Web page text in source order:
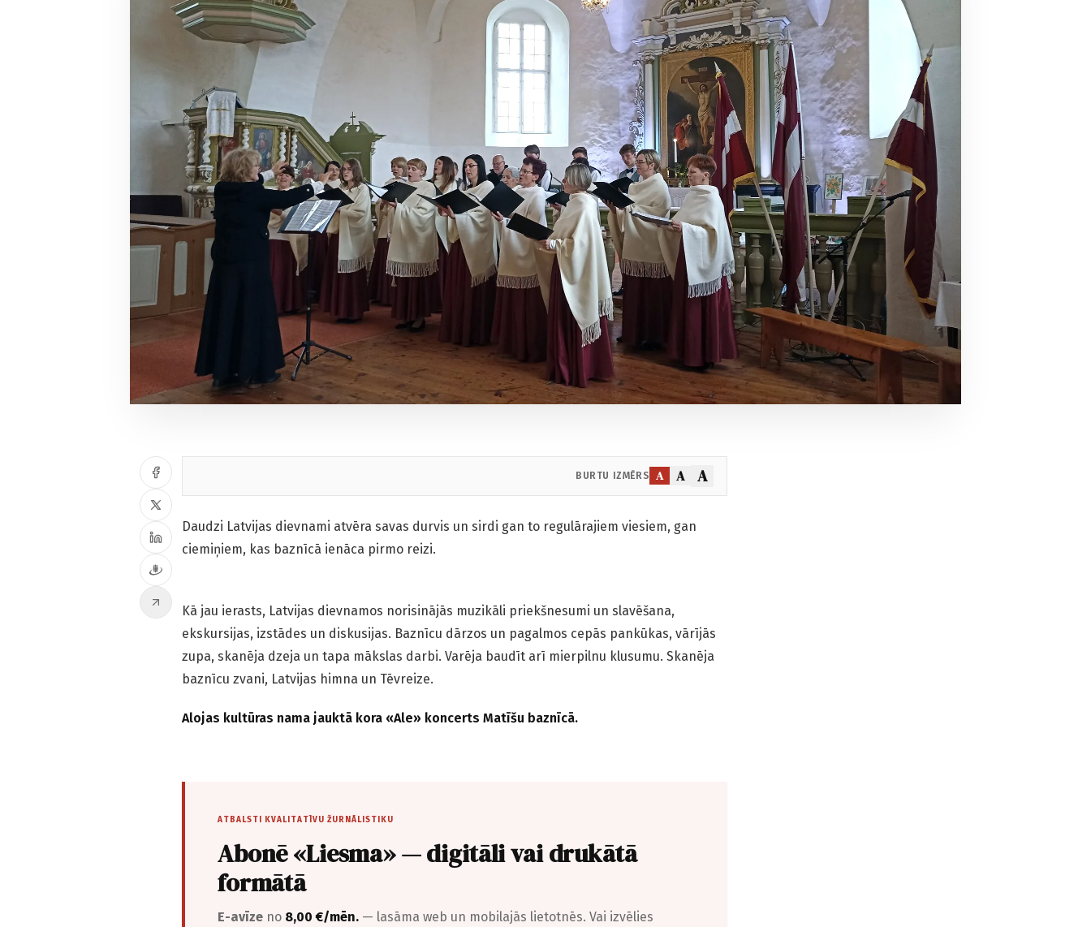
BURTU IZMĒRS A A A
Daudzi Latvijas dievnami atvēra savas durvis un sirdi gan to regulārajiem viesiem, gan
ciemiņiem, kas baznīcā ienāca pirmo reizi.
Kā jau ierasts, Latvijas dievnamos norisinājās muzikāli priekšnesumi un slavēšana,
ekskursijas, izstādes un diskusijas. Baznīcu dārzos un pagalmos cepās pankūkas, vārījās
zupa, skanēja dzeja un tapa mākslas darbi. Varēja baudīt arī mierpilnu klusumu. Skanēja
baznīcu zvani, Latvijas himna un Tēvreize.
Alojas kultūras nama jauktā kora «Ale» koncerts Matīšu baznīcā.
ATBALSTI KVALITATĪVU ŽURNĀLISTIKU
Abonē «Liesma» — digitāli vai drukātā
formātā
E-avīze no 8,00 €/mēn. — lasāma web un mobilajās lietotnēs. Vai izvēlies